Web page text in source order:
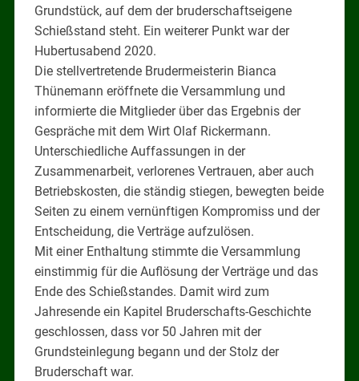
Grundstück, auf dem der bruderschaftseigene
Schießstand steht. Ein weiterer Punkt war der
Hubertusabend 2020.
Die stellvertretende Brudermeisterin Bianca
Thünemann eröffnete die Versammlung und
informierte die Mitglieder über das Ergebnis der
Gespräche mit dem Wirt Olaf Rickermann.
Unterschiedliche Auffassungen in der
Zusammenarbeit, verlorenes Vertrauen, aber auch
Betriebskosten, die ständig stiegen, bewegten beide
Seiten zu einem vernünftigen Kompromiss und der
Entscheidung, die Verträge aufzulösen.
Mit einer Enthaltung stimmte die Versammlung
einstimmig für die Auflösung der Verträge und das
Ende des Schießstandes. Damit wird zum
Jahresende ein Kapitel Bruderschafts-Geschichte
geschlossen, dass vor 50 Jahren mit der
Grundsteinlegung begann und der Stolz der
Bruderschaft war.